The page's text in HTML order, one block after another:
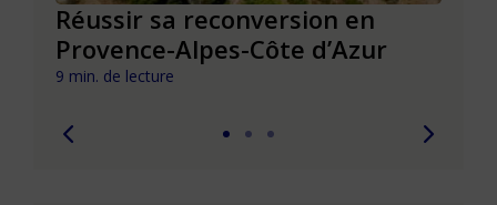
Réussir sa reconversion en
Provence-Alpes-Côte d’Azur
9 min. de lecture